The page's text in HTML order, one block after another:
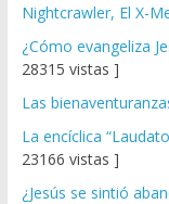
Nightcrawler, El X-
¿Cómo evangeliza
28315 vistas ]
Las
La encíclica
23166 vistas ]
¿Jesús se sintió